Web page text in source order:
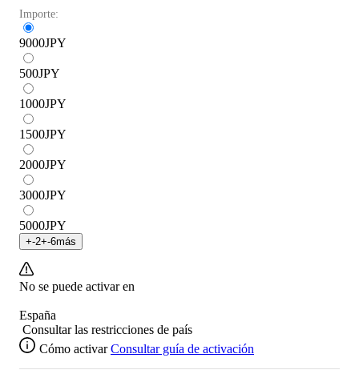
Importe:
9000JPY
500JPY
1000JPY
1500JPY
2000JPY
3000JPY
5000JPY
+-2+-6más
No se puede activar en
España
Consultar las restricciones de país
Cómo activar Consultar guía de activación